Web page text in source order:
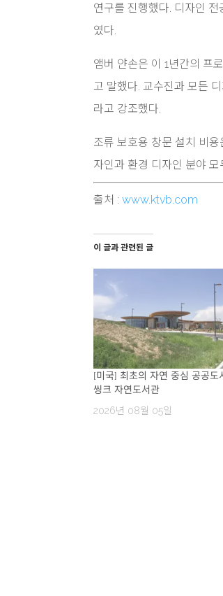
연구를 진행했다. 디자인
였다.
앰버 얀손은 이 1년간의 프
고 말했다. 교수진과 모든
라고 강조했다.
조류 보호용 창문 설치 비
자인과 환경 디자인 분야
출처 :www.ktvb.com
이 글과 관련된 글
[미국] 최초의 자연 중심 공공도
씽크 자연도서관
2026년 08월 05일